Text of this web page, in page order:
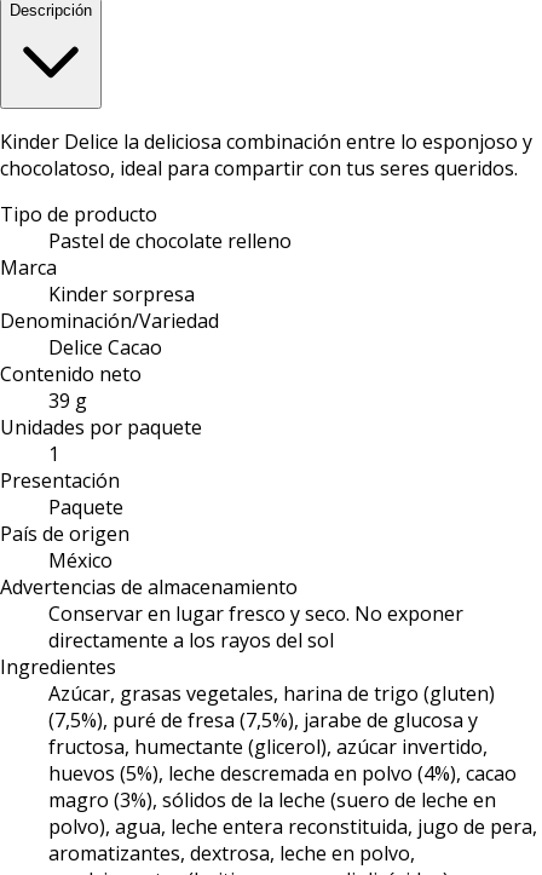
Descripción
Kinder Delice la deliciosa combinación entre lo esponjoso y
chocolatoso, ideal para compartir con tus seres queridos.
Tipo de producto
Pastel de chocolate relleno
Marca
Kinder sorpresa
Denominación/Variedad
Delice Cacao
Contenido neto
39 g
Unidades por paquete
1
Presentación
Paquete
País de origen
México
Advertencias de almacenamiento
Conservar en lugar fresco y seco. No exponer
directamente a los rayos del sol
Ingredientes
Azúcar, grasas vegetales, harina de trigo (gluten)
(7,5%), puré de fresa (7,5%), jarabe de glucosa y
fructosa, humectante (glicerol), azúcar invertido,
huevos (5%), leche descremada en polvo (4%), cacao
magro (3%), sólidos de la leche (suero de leche en
polvo), agua, leche entera reconstituida, jugo de pera,
aromatizantes, dextrosa, leche en polvo,